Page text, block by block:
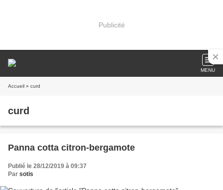
Publicité
MENU
Accueil » curd
curd
Panna cotta citron-bergamote
Publié le 28/12/2019 à 09:37
Par sotis